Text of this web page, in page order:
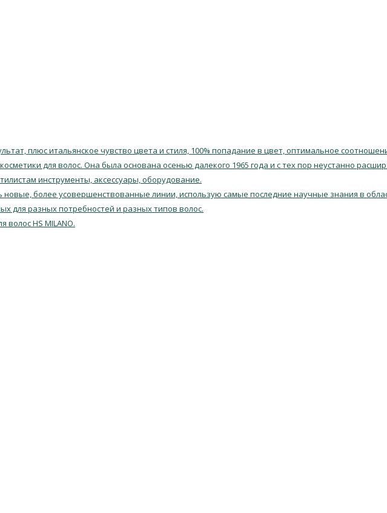
плюс итальянское чувство цвета и стиля, 100% попадание в цвет, оптимальное
для волос. Она была основана осенью далекого 1965 года и с тех пор неустанно
инструменты, аксессуары, оборудование.
более усовершенствованные линии, использую самые последние научные знания в
для разных потребностей и разных типов волос.
HS MILANO.